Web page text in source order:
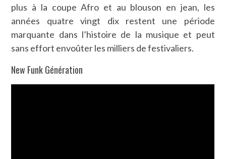
plus à la coupe Afro et au blouson en jean, les
années quatre vingt dix restent une période
marquante dans l’histoire de la musique et peut
sans effort envoûter les milliers de festivaliers.
New Funk Génération